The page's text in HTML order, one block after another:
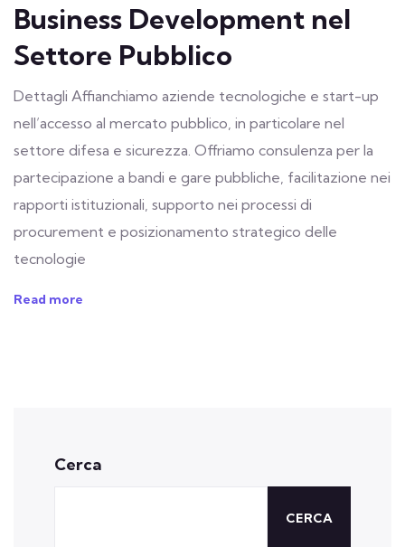
Business Development nel
Settore Pubblico
Dettagli Affianchiamo aziende tecnologiche e start-up
nell’accesso al mercato pubblico, in particolare nel
settore difesa e sicurezza. Offriamo consulenza per la
partecipazione a bandi e gare pubbliche, facilitazione nei
rapporti istituzionali, supporto nei processi di
procurement e posizionamento strategico delle
tecnologie
Read more
Cerca
CERCA